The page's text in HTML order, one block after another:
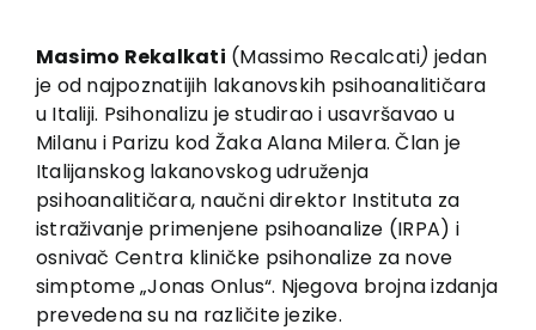
O nama
Knjige
U pripremi
Akcija
Autori
Vesti
EU PROJEKTI
Kontakt
Masimo Rekalkati (Massimo Recalcati) jedan
je od najpoznatijih lakanovskih psihoanalitičara
u Italiji. Psihonalizu je studirao i usavršavao u
Milanu i Parizu kod Žaka Alana Milera. Član je
Italijanskog lakanovskog udruženja
psihoanalitičara, naučni direktor Instituta za
istraživanje primenjene psihoanalize (IRPA) i
osnivač Centra kliničke psihonalize za nove
simptome „Jonas Onlus“. Njegova brojna izdanja
prevedena su na različite jezike.